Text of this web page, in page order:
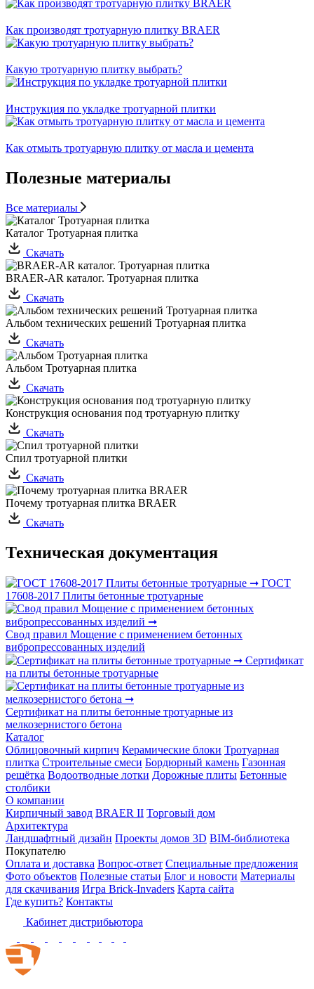
Как производят тротуарную плитку BRAER
Какую тротуарную плитку выбрать?
Инструкция по укладке тротуарной плитки
Как отмыть тротуарную плитку от масла и цемента
Полезные материалы
Все материалы
Каталог Тротуарная плитка
Скачать
BRAER-AR каталог. Тротуарная плитка
Скачать
Альбом технических решений Тротуарная плитка
Скачать
Альбом Тротуарная плитка
Скачать
Конструкция основания под тротуарную плитку
Скачать
Спил тротуарной плитки
Скачать
Почему тротуарная плитка BRAER
Скачать
Техническая документация
ГОСТ
17608-2017 Плиты бетонные тротуарные
Свод правил Мощение с применением бетонных
вибропрессованных изделий
Сертификат
на плиты бетонные тротуарные
Сертификат на плиты бетонные тротуарные из
мелкозернистого бетона
Каталог
Облицовочный кирпич Керамические блоки Тротуарная
плитка Строительные смеси Бордюрный камень Газонная
решётка Водоотводные лотки Дорожные плиты Бетонные
столбики
О компании
Кирпичный завод BRAER II Торговый дом
Архитектура
Ландшафтный дизайн Проекты домов 3D BIM-библиотека
Покупателю
Оплата и доставка Вопрос-ответ Специальные предложения
Фото объектов Полезные статьи Блог и новости Материалы
для скачивания Игра Brick-Invaders Карта сайта
Где купить? Контакты
Кабинет дистрибьютора